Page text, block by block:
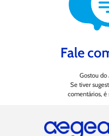
Fale
Gostou do
Se tiver
comentários, é